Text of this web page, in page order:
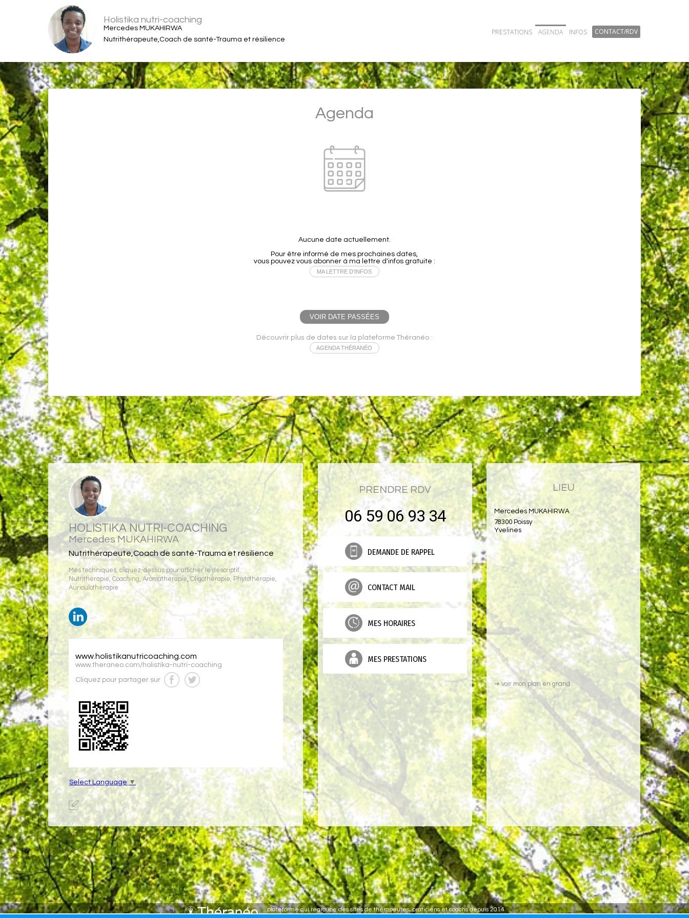
Holistika nutri-coaching
Mercedes MUKAHIRWA
Nutrithérapeute,Coach de santé-Trauma et résilience
PRESTATIONS AGENDA INFOS CONTACT/RDV
Agenda
Aucune date actuellement.
Pour être informé de mes prochaines dates,
vous pouvez vous abonner à ma lettre d'infos gratuite :
MA LETTRE D'INFOS
VOIR DATE PASSÉES
Découvrir plus de dates sur la plateforme Théranéo :
AGENDA THÉRANÉO
HOLISTIKA NUTRI-COACHING
Mercedes MUKAHIRWA
Nutrithérapeute,Coach de santé-Trauma et résilience
Mes techniques, cliquez-dessus pour afficher le descriptif :
Nutrithérapie,Coaching,Aromathérapie,Oligothérapie, Phytothérapie,
Auriculothérapie
www.holistikanutricoaching.com
www.theraneo.com/holistika-nutri-coaching
Cliquez pour partager sur
Select Language ▼
PRENDRE RDV
06 59 06 93 34
DEMANDE DE RAPPEL
CONTACT MAIL
MES HORAIRES
MES PRESTATIONS
LIEU
Mercedes MUKAHIRWA
78300 Poissy
Yvelines
➜ voir mon plan en grand
plateforme qui regroupe des sites de thérapeutes, praticiens et coachs depuis 2014
Créer mon site de thérapeute - Articles, vidéos, livres, agenda - www.Theraneo.com